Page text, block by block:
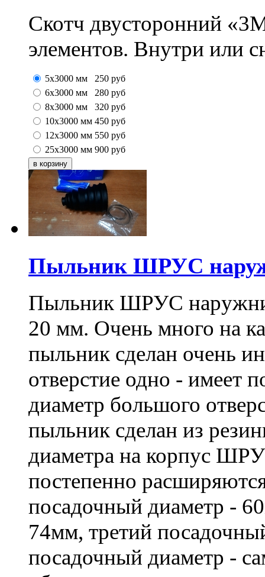
Скотч двусторонний
элементов. Внутри или
5x3000 мм 250 руб
6x3000 мм
280 руб
8x3000 мм
320 руб
10x3000 мм 450 руб
12x3000 мм 550 руб
25х3000 мм 900 руб
Пыльник ШРУС
Пыльник ШРУС
20 мм. Очень много на
пыльник сделан очень
отверстие одно - имеет
диаметр большого
пыльник сделан из
диаметра на корпус
постепенно
посадочный диаметр -
74мм, третий
посадочный диаметр -